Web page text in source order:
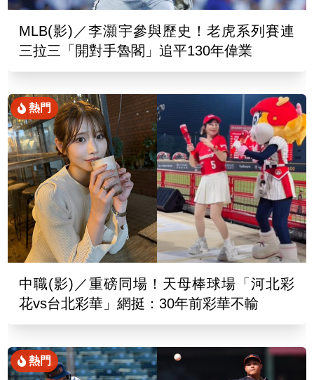
MLB(影)／李灝宇參與歷史！老虎系列賽連
三拉三「開對手魯閣」追平130年偉業
熱門
中職(影)／重磅同場！天母棒球場「河北彩
花vs台北彩華」網挺：30年前彩華不輸
熱門